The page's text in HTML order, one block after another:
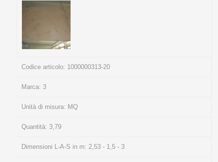
Codice articolo: 1000000313-20
Marca: 3
Unità di misura: MQ
Quantità: 3,79
Dimensioni L-A-S in m: 2,53 - 1,5 - 3